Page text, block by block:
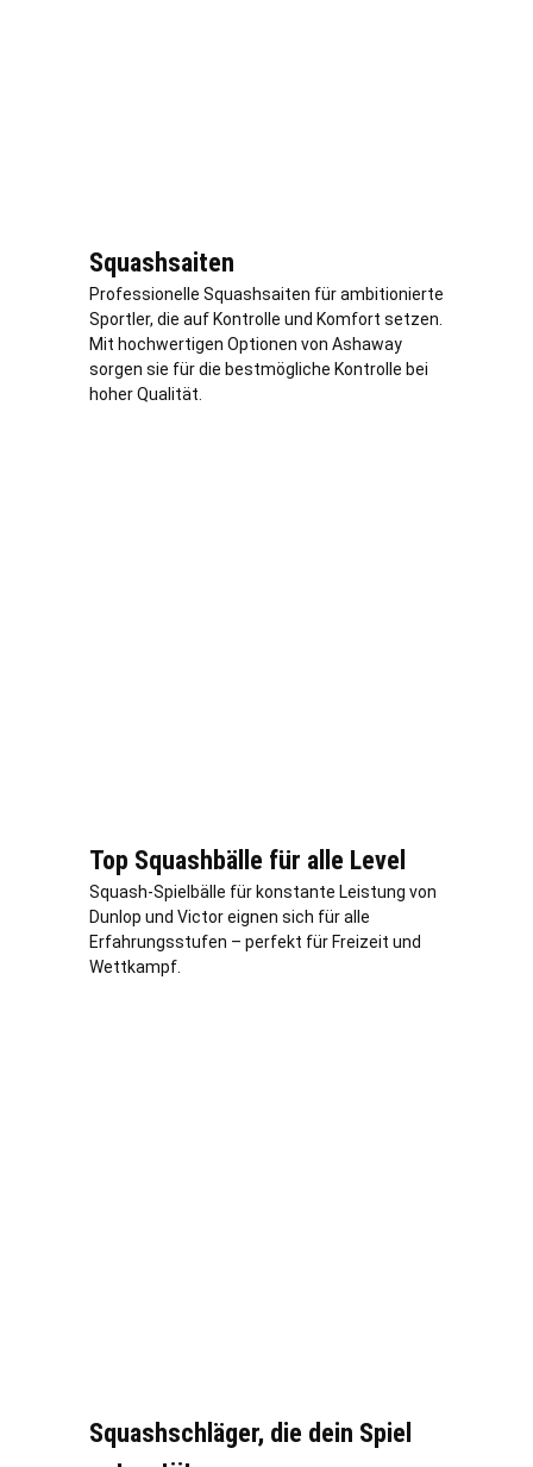
Squashsaiten
Professionelle Squashsaiten für ambitionierte
Sportler, die auf Kontrolle und Komfort setzen.
Mit hochwertigen Optionen von Ashaway
sorgen sie für die bestmögliche Kontrolle bei
hoher Qualität.
Top Squashbälle für alle Level
Squash-Spielbälle für konstante Leistung von
Dunlop und Victor eignen sich für alle
Erfahrungsstufen – perfekt für Freizeit und
Wettkampf.
Squashschläger, die dein Spiel